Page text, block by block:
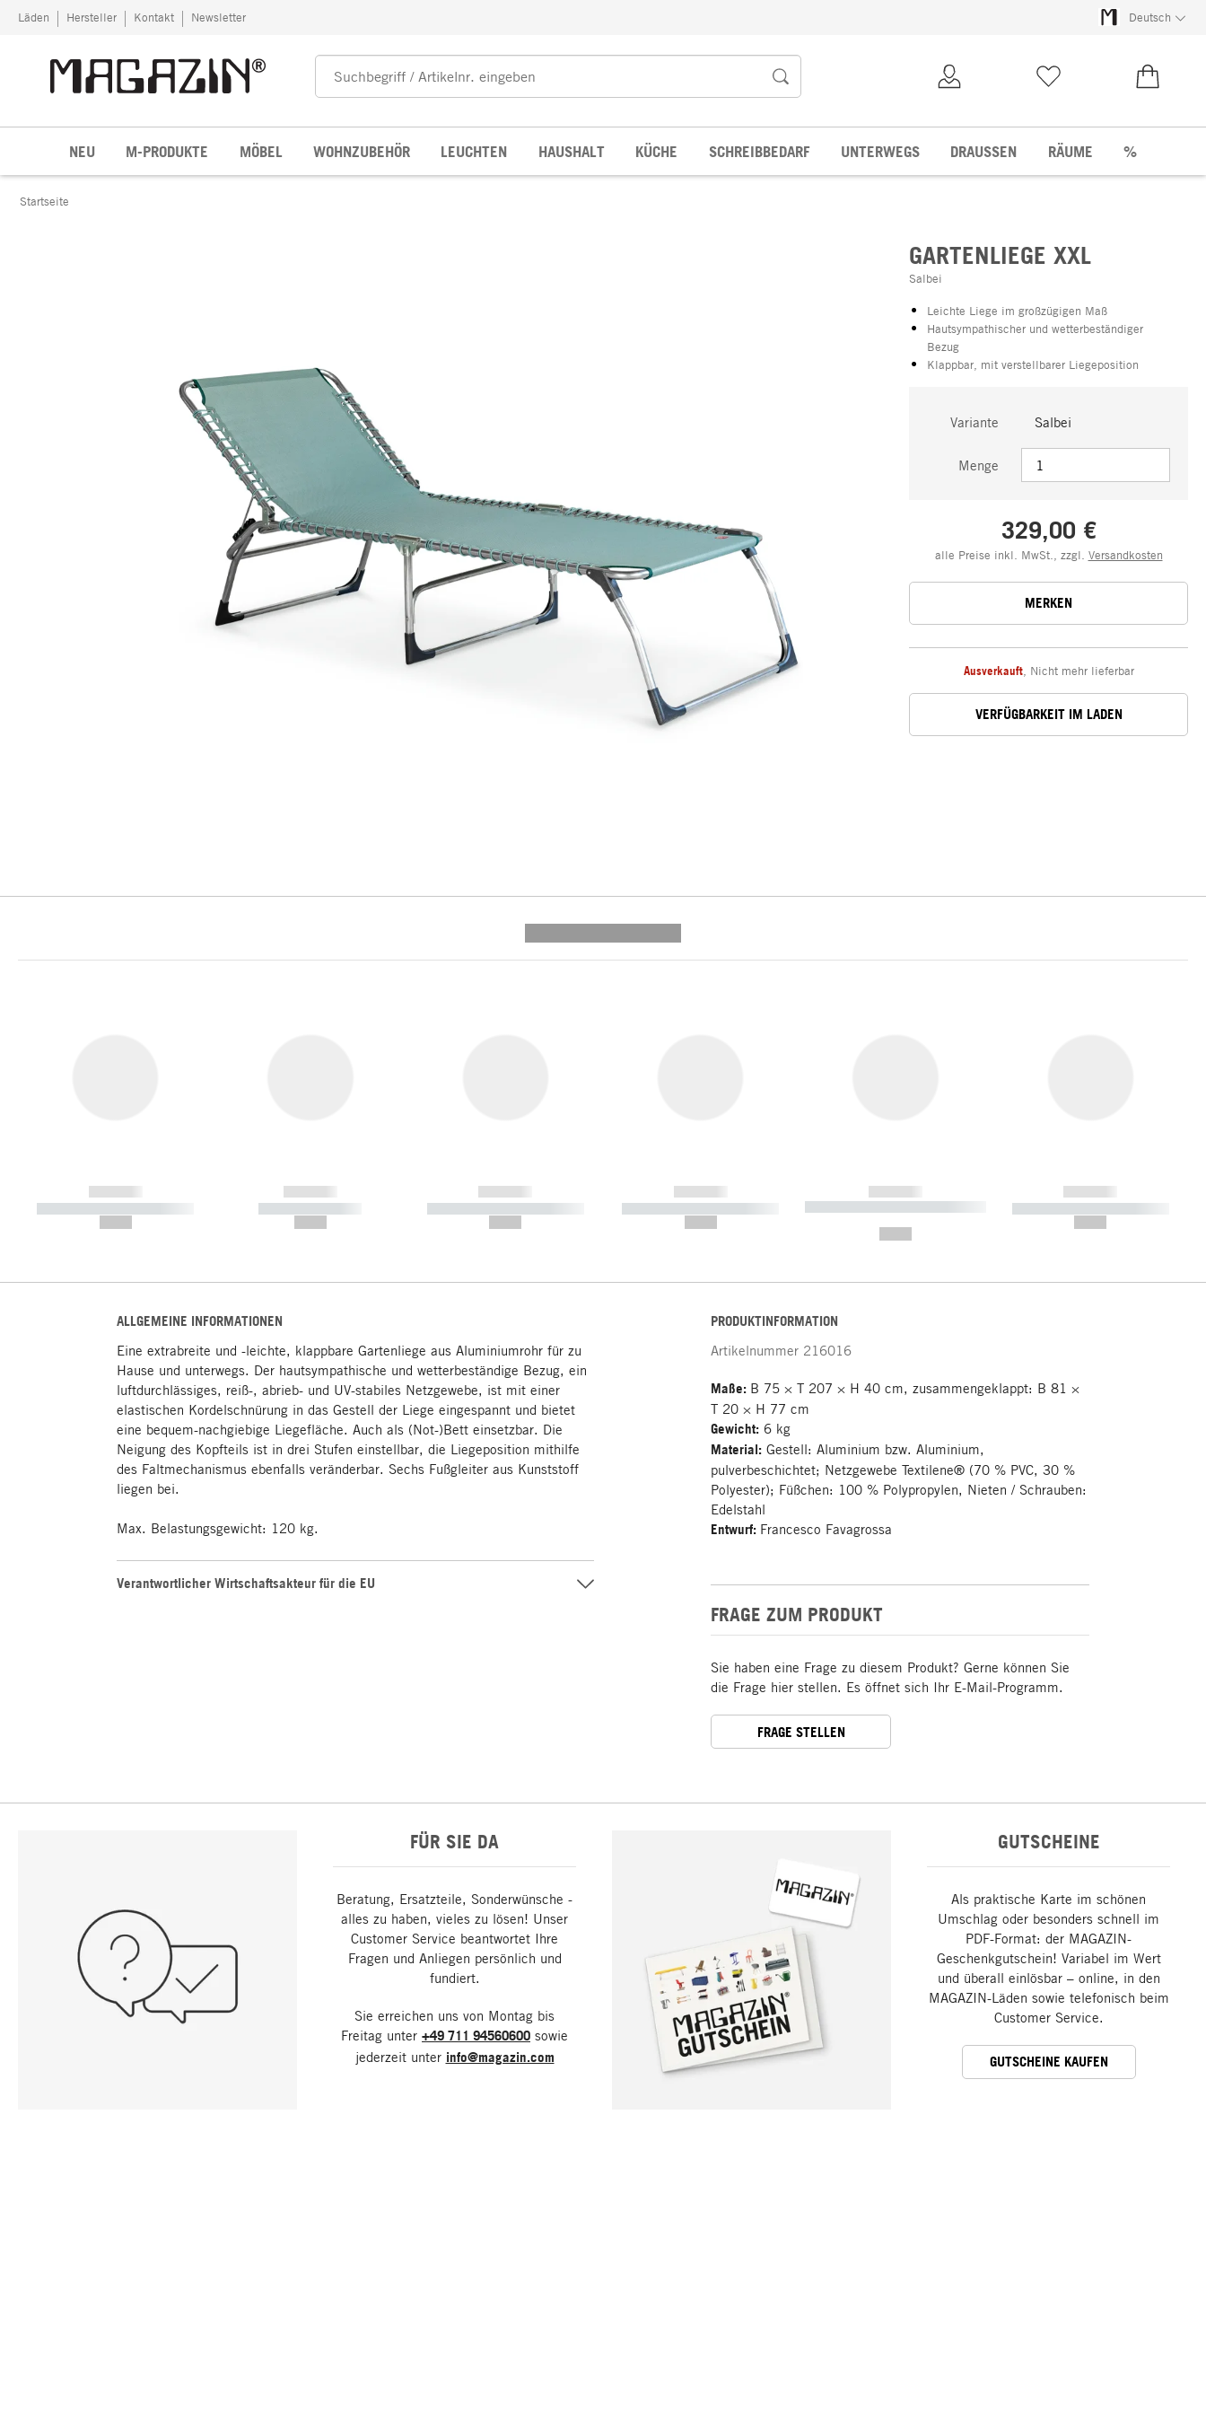
Zum Inhalt springen
Läden Hersteller Kontakt Newsletter Deutsch
NEU M-PRODUKTE MÖBEL WOHNZUBEHÖR LEUCHTEN HAUSHALT KÜCHE SCHREIBBEDARF UNTERWEGS DRAUSSEN RÄUME %
Startseite
GARTENLIEGE XXL
Salbei
Leichte Liege im großzügigen Maß
Hautsympathischer und wetterbeständiger
Bezug
Klappbar, mit verstellbarer Liegeposition
Variante Salbei
Menge
329,00 €
alle Preise inkl. MwSt., zzgl. Versandkosten
MERKEN
Ausverkauft, Nicht mehr lieferbar
VERFÜGBARKEIT IM LADEN
------------
----------- ----------- -----------
------------
----------- -----------
------------
----------- ----------- -----------
------------
----------- ----------- -----------
------------
----------- ----------- ----------- ----
------------
----------- ----------- -----------
ALLGEMEINE INFORMATIONEN
Eine extrabreite und -leichte, klappbare Gartenliege aus Aluminiumrohr für zu
Hause und unterwegs. Der hautsympathische und wetterbeständige Bezug, ein
luftdurchlässiges, reiß-, abrieb- und UV-stabiles Netzgewebe, ist mit einer
elastischen Kordelschnürung in das Gestell der Liege eingespannt und bietet
eine bequem-nachgiebige Liegefläche. Auch als (Not-)Bett einsetzbar. Die
Neigung des Kopfteils ist in drei Stufen einstellbar, die Liegeposition mithilfe
des Faltmechanismus ebenfalls veränderbar. Sechs Fußgleiter aus Kunststoff
liegen bei.
Max. Belastungsgewicht: 120 kg.
Verantwortlicher Wirtschaftsakteur für die EU
PRODUKTINFORMATION
Artikelnummer 216016
Maße: B 75 × T 207 × H 40 cm, zusammengeklappt: B 81 ×
T 20 × H 77 cm
Gewicht: 6 kg
Material: Gestell: Aluminium bzw. Aluminium,
pulverbeschichtet; Netzgewebe Textilene® (70 % PVC, 30 %
Polyester); Füßchen: 100 % Polypropylen, Nieten / Schrauben:
Edelstahl
Entwurf: Francesco Favagrossa
FRAGE ZUM PRODUKT
Sie haben eine Frage zu diesem Produkt? Gerne können Sie
die Frage hier stellen. Es öffnet sich Ihr E-Mail-Programm.
FRAGE STELLEN
FÜR SIE DA
Beratung, Ersatzteile, Sonderwünsche -
alles zu haben, vieles zu lösen! Unser
Customer Service beantwortet Ihre
Fragen und Anliegen persönlich und
fundiert.
Sie erreichen uns von Montag bis
Freitag unter +49 711 94560600 sowie
jederzeit unter info@magazin.com
GUTSCHEINE
Als praktische Karte im schönen
Umschlag oder besonders schnell im
PDF-Format: der MAGAZIN-
Geschenkgutschein! Variabel im Wert
und überall einlösbar – online, in den
MAGAZIN-Läden sowie telefonisch beim
Customer Service.
GUTSCHEINE KAUFEN